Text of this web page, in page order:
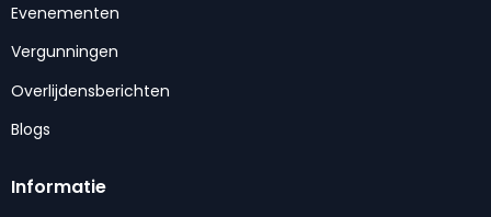
Evenementen
Vergunningen
Overlijdensberichten
Blogs
Informatie